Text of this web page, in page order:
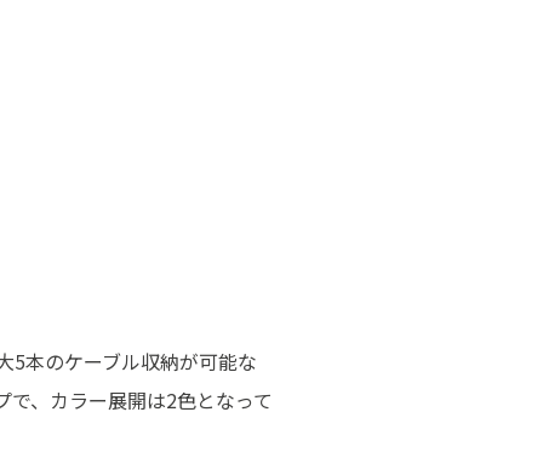
5本のケーブル収納が可能な
、カラー展開は2色となって